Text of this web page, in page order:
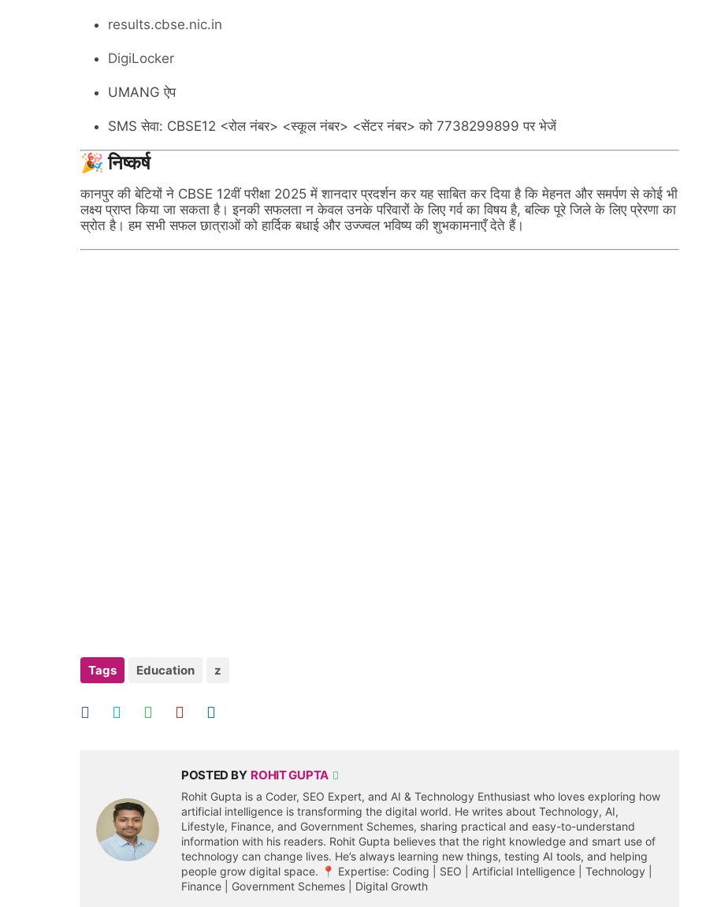
results.cbse.nic.in
DigiLocker
UMANG ऐप
SMS सेवा: CBSE12 <रोल नंबर> <स्कूल नंबर> <सेंटर नंबर> को 7738299899 पर भेजें
🎉 निष्कर्ष
कानपुर की बेटियों ने CBSE 12वीं परीक्षा 2025 में शानदार प्रदर्शन कर यह साबित कर दिया है कि मेहनत और समर्पण से कोई भी
लक्ष्य प्राप्त किया जा सकता है। इनकी सफलता न केवल उनके परिवारों के लिए गर्व का विषय है, बल्कि पूरे जिले के लिए प्रेरणा का
स्रोत है। हम सभी सफल छात्राओं को हार्दिक बधाई और उज्ज्वल भविष्य की शुभकामनाएँ देते हैं।
Tags Education z
POSTED BY ROHIT GUPTA
Rohit Gupta is a Coder, SEO Expert, and AI & Technology Enthusiast who loves exploring how
artificial intelligence is transforming the digital world. He writes about Technology, AI,
Lifestyle, Finance, and Government Schemes, sharing practical and easy-to-understand
information with his readers. Rohit Gupta believes that the right knowledge and smart use of
technology can change lives. He’s always learning new things, testing AI tools, and helping
people grow digital space. 📍 Expertise: Coding | SEO | Artificial Intelligence | Technology |
Finance | Government Schemes | Digital Growth